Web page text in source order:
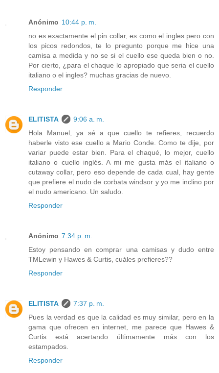
Anónimo 10:44 p. m.
no es exactamente el pin collar, es como el ingles pero con
los picos redondos, te lo pregunto porque me hice una
camisa a medida y no se si el cuello ese queda bien o no.
Por cierto, ¿para el chaque lo apropiado que seria el cuello
italiano o el ingles? muchas gracias de nuevo.
Responder
ELITISTA
9:06 a. m.
Hola Manuel, ya sé a que cuello te refieres, recuerdo
haberle visto ese cuello a Mario Conde. Como te dije, por
variar puede estar bien. Para el chaqué, lo mejor, cuello
italiano o cuello inglés. A mi me gusta más el italiano o
cutaway collar, pero eso depende de cada cual, hay gente
que prefiere el nudo de corbata windsor y yo me inclino por
el nudo americano. Un saludo.
Responder
Anónimo 7:34 p. m.
Estoy pensando en comprar una camisas y dudo entre
TMLewin y Hawes & Curtis, cuáles prefieres??
Responder
ELITISTA
7:37 p. m.
Pues la verdad es que la calidad es muy similar, pero en la
gama que ofrecen en internet, me parece que Hawes &
Curtis está acertando últimamente más con los
estampados.
Responder